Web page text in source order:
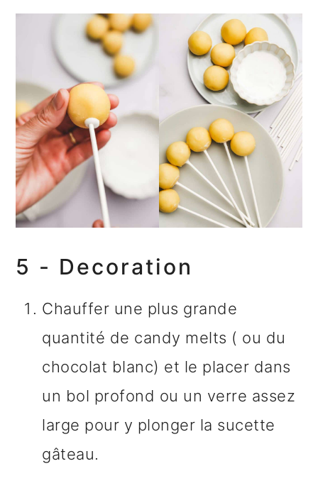
5 - Decoration
Chauffer une plus grande
quantité de candy melts ( ou du
chocolat blanc) et le placer dans
un bol profond ou un verre assez
large pour y plonger la sucette
gâteau.